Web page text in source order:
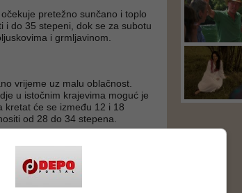
pretežno sunčano i toplo
i do 35 stepeni, dok se za subotu
i grmljavinom.
vrijeme uz malu oblačnost.
u istočnim krajevima moguć je
kretat će se između 12 i 18
od 28 do 34 stepena.
uz malu do umjerenu
pljuskova u pojedinim
će od 15 do 20 stepeni, na